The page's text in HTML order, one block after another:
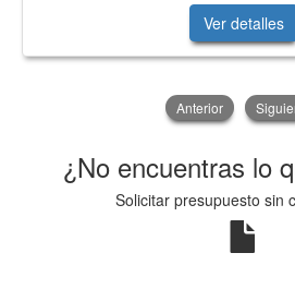
Ver detalles
Anterior
¿No encuentras lo
Solicitar presupuesto sin